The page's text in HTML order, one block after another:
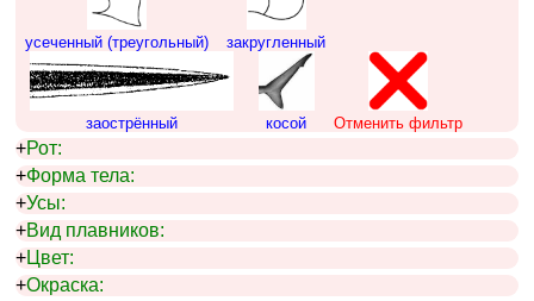
усеченный (треугольный) закругленный
заострённый косой Отменить фильтр
+Рот:
+Форма тела:
+Усы:
+Вид плавников:
+Цвет:
+Окраска: